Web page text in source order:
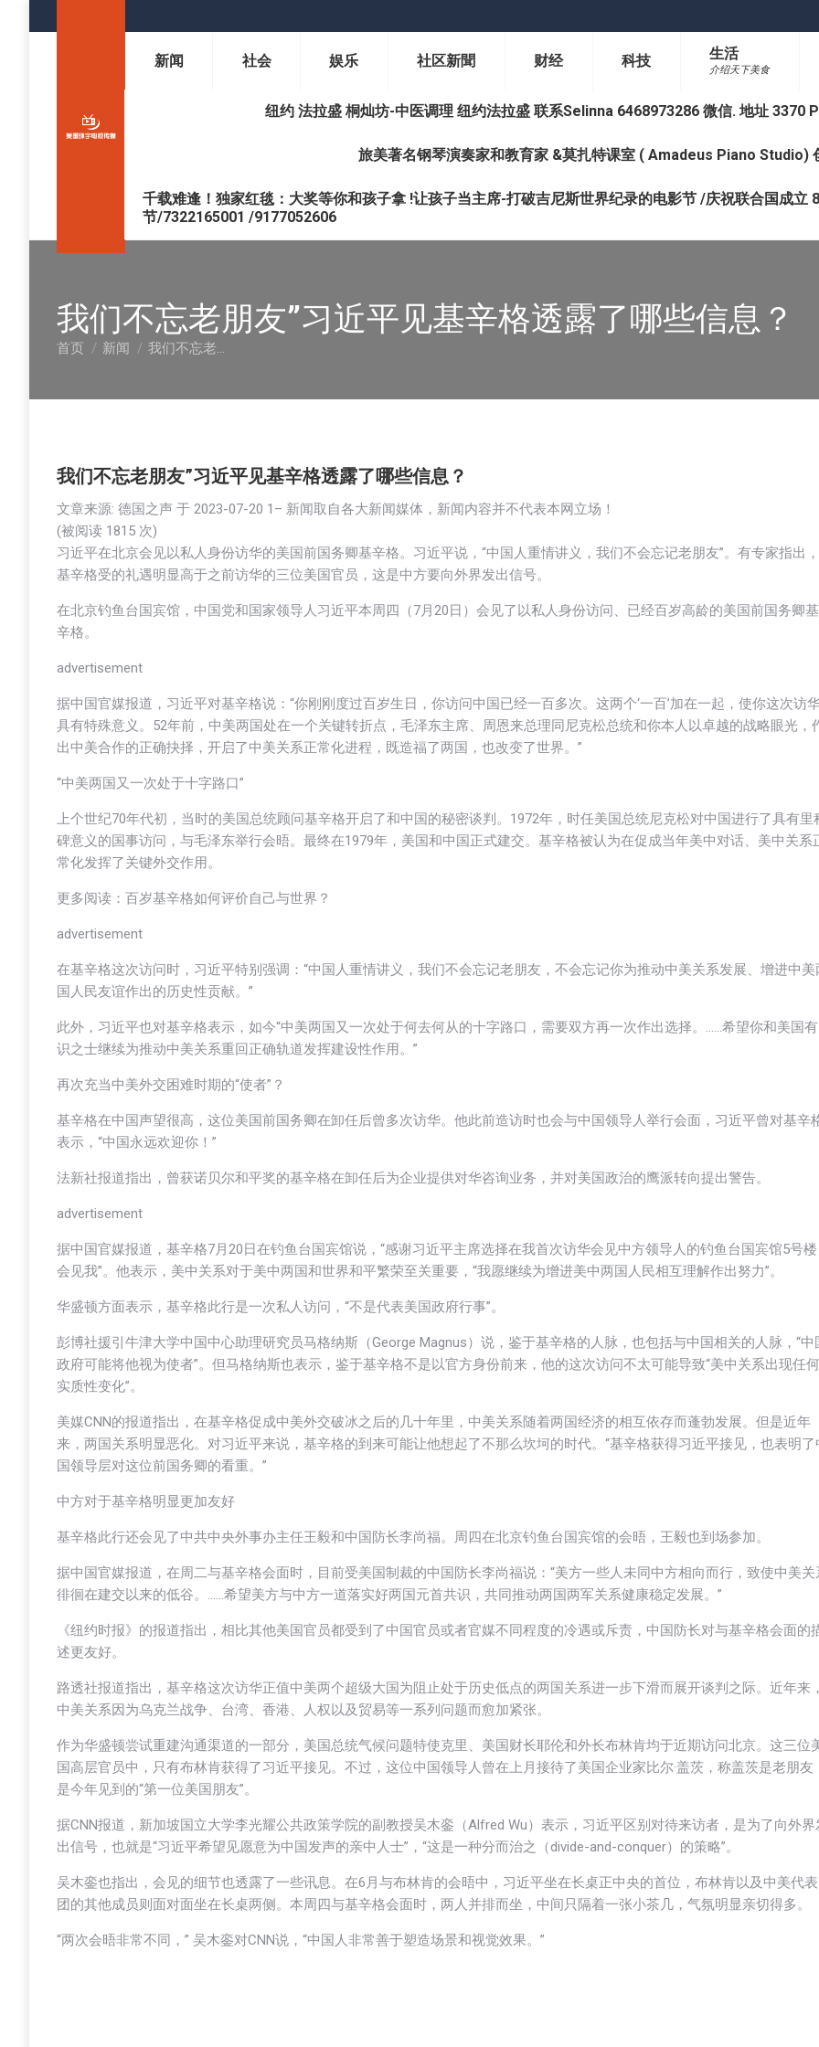
新闻 社会 娱乐 社区新聞 财经 科技 生活
介绍天下美食
纽约 法拉盛 桐灿坊-中医调理 纽约法拉盛 联系Selinna 6468973286 微信. 地址
旅美著名钢琴演奏家和教育家 &莫扎特课室 ( Amadeus Piano Studio)
千载难逢！独家红毯：大奖等你和孩子拿 !让孩子当主席-打破吉尼斯世界纪录的电影节 /庆祝联合国成立
节/7322165001 /9177052606
我们不忘老朋友”习近平见基辛格透露了哪些信息？
您在这里：
首页 新闻 我们不忘老…
我们不忘老朋友”习近平见基辛格透露了哪些信息？
文章来源: 德国之声 于 2023-07-20 1 – 新闻取自各大新闻媒体，新闻内容并不代表本网立场！
(被阅读 1815 次)
习近平在北京会见以私人身份访华的美国前国务卿基辛格。习近平说，“中国人重情讲义，我们不会忘记老朋友”。有专家指出，
基辛格受的礼遇明显高于之前访华的三位美国官员，这是中方要向外界发出信号。
在北京钓鱼台国宾馆，中国党和国家领导人习近平本周四（7月20日）会见了以私人身份访问、已经百岁高龄的美国前国务卿基
辛格。
advertisement
据中国官媒报道，习近平对基辛格说：“你刚刚度过百岁生日，你访问中国已经一百多次。这两个‘一百’加在一起，使你这次访
具有特殊意义。52年前，中美两国处在一个关键转折点，毛泽东主席、周恩来总理同尼克松总统和你本人以卓越的战略眼光，
出中美合作的正确抉择，开启了中美关系正常化进程，既造福了两国，也改变了世界。”
“中美两国又一次处于十字路口”
上个世纪70年代初，当时的美国总统顾问基辛格开启了和中国的秘密谈判。1972年，时任美国总统尼克松对中国进行了具有里
碑意义的国事访问，与毛泽东举行会晤。最终在1979年，美国和中国正式建交。基辛格被认为在促成当年美中对话、美中关系
常化发挥了关键外交作用。
更多阅读：百岁基辛格如何评价自己与世界？
advertisement
在基辛格这次访问时，习近平特别强调：“中国人重情讲义，我们不会忘记老朋友，不会忘记你为推动中美关系发展、增进中美
国人民友谊作出的历史性贡献。”
此外，习近平也对基辛格表示，如今“中美两国又一次处于何去何从的十字路口，需要双方再一次作出选择。……希望你和美国有
识之士继续为推动中美关系重回正确轨道发挥建设性作用。”
再次充当中美外交困难时期的“使者”？
基辛格在中国声望很高，这位美国前国务卿在卸任后曾多次访华。他此前造访时也会与中国领导人举行会面，习近平曾对基辛
表示，“中国永远欢迎你！”
法新社报道指出，曾获诺贝尔和平奖的基辛格在卸任后为企业提供对华咨询业务，并对美国政治的鹰派转向提出警告。
advertisement
据中国官媒报道，基辛格7月20日在钓鱼台国宾馆说，“感谢习近平主席选择在我首次访华会见中方领导人的钓鱼台国宾馆5号楼
会见我”。他表示，美中关系对于美中两国和世界和平繁荣至关重要，“我愿继续为增进美中两国人民相互理解作出努力”。
华盛顿方面表示，基辛格此行是一次私人访问，“不是代表美国政府行事”。
彭博社援引牛津大学中国中心助理研究员马格纳斯（George Magnus）说，鉴于基辛格的人脉，也包括与中国相关的人脉，“中
政府可能将他视为使者”。但马格纳斯也表示，鉴于基辛格不是以官方身份前来，他的这次访问不太可能导致“美中关系出现任何
实质性变化”。
美媒CNN的报道指出，在基辛格促成中美外交破冰之后的几十年里，中美关系随着两国经济的相互依存而蓬勃发展。但是近年
来，两国关系明显恶化。对习近平来说，基辛格的到来可能让他想起了不那么坎坷的时代。“基辛格获得习近平接见，也表明了
国领导层对这位前国务卿的看重。”
中方对于基辛格明显更加友好
基辛格此行还会见了中共中央外事办主任王毅和中国防长李尚福。周四在北京钓鱼台国宾馆的会晤，王毅也到场参加。
据中国官媒报道，在周二与基辛格会面时，目前受美国制裁的中国防长李尚福说：“美方一些人未同中方相向而行，致使中美关
徘徊在建交以来的低谷。……希望美方与中方一道落实好两国元首共识，共同推动两国两军关系健康稳定发展。”
《纽约时报》的报道指出，相比其他美国官员都受到了中国官员或者官媒不同程度的冷遇或斥责，中国防长对与基辛格会面的
述更友好。
路透社报道指出，基辛格这次访华正值中美两个超级大国为阻止处于历史低点的两国关系进一步下滑而展开谈判之际。近年来，
中美关系因为乌克兰战争、台湾、香港、人权以及贸易等一系列问题而愈加紧张。
作为华盛顿尝试重建沟通渠道的一部分，美国总统气候问题特使克里、美国财长耶伦和外长布林肯均于近期访问北京。这三位
国高层官员中，只有布林肯获得了习近平接见。不过，这位中国领导人曾在上月接待了美国企业家比尔·盖茨，称盖茨是老朋友
是今年见到的“第一位美国朋友”。
据CNN报道，新加坡国立大学李光耀公共政策学院的副教授吴木銮（Alfred Wu）表示，习近平区别对待来访者，是为了向外界
出信号，也就是“习近平希望见愿意为中国发声的亲中人士”，“这是一种分而治之（divide-and-conquer）的策略”。
吴木銮也指出，会见的细节也透露了一些讯息。在6月与布林肯的会晤中，习近平坐在长桌正中央的首位，布林肯以及中美代表
团的其他成员则面对面坐在长桌两侧。本周四与基辛格会面时，两人并排而坐，中间只隔着一张小茶几，气氛明显亲切得多。
“两次会晤非常不同，” 吴木銮对CNN说，“中国人非常善于塑造场景和视觉效果。”